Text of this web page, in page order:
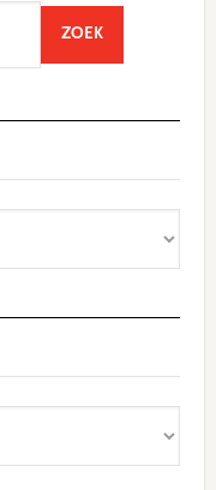
ZOEKSEARCH